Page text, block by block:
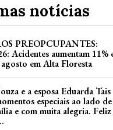
notícias
PREOPCUPANTES:
Acidentes aumentam 11%
em Alta Floresta
e a esposa Eduarda Tais
especiais ao lado
e com muita alegria.